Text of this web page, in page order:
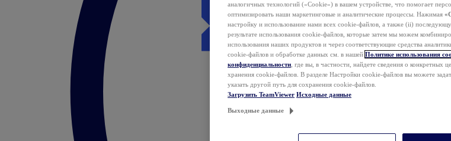
аналогичных технологий («Cookie») в вашем устройстве, что помогает
оптимизировать наши маркетинговые и аналитические процессы. Нажимая
настройку и использование нами всех cookie-файлов, а также (ii)
результате использования cookie-файлов, которые затем мы можем
использования наших продуктов и через соответствующие средства
cookie-файлов и обработке данных см. в нашей Политике использования
конфиденциальности , где вы, в частности, найдете сведения о конкретных
хранения cookie-файлов. В разделе Настройки cookie-файлов вы можете
указать другой путь для сохранения cookie-файлов.
Загрузить TeamViewer Исходные данные
Выходные данные